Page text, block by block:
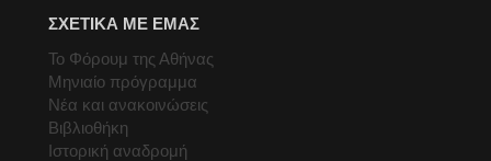
ΣΧΕΤΙΚΑ ΜΕ ΕΜΑΣ
Το Φόρουμ της Αθήνας
Μηνιαίο πρόγραμμα
Νέα και ανακοινώσεις
Βιβλιοθήκη
Ιστορική αναδρομή